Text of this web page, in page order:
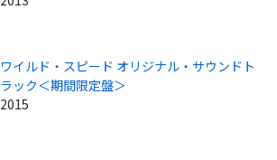
ワイルド・スピード オリジナル・サウンドト
ラック＜期間限定盤＞
2015